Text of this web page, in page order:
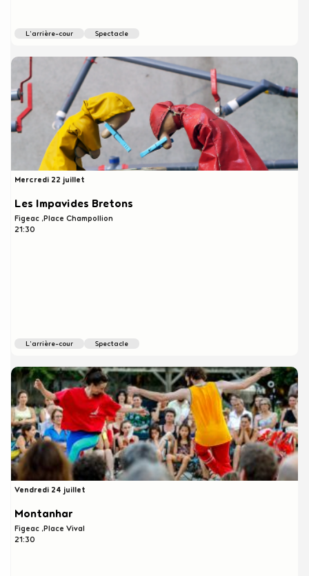
l'arrière-cour spectacle
Les Impavides Bretons
Mercredi 22 juillet
Figeac Place Champollion
21:30
l'arrière-cour spectacle
Montanhar
Vendredi 24 juillet
Figeac Place Vival
21:30